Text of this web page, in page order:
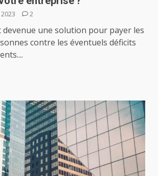
2
devenue une solution pour payer les
contre les éventuels déficits